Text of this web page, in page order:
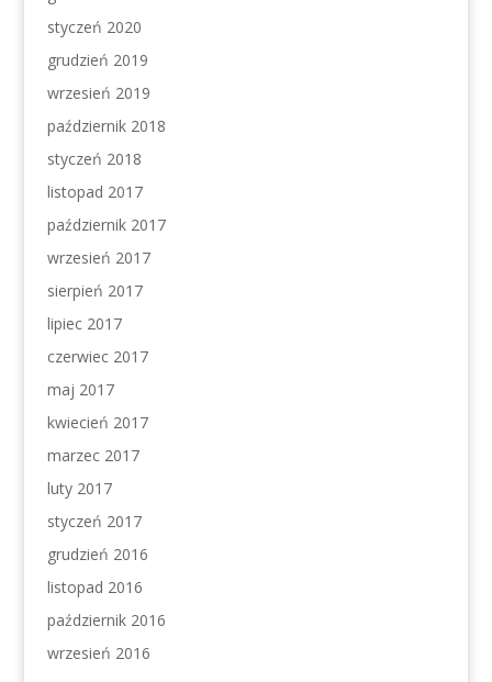
styczeń 2020
grudzień 2019
wrzesień 2019
październik 2018
styczeń 2018
listopad 2017
październik 2017
wrzesień 2017
sierpień 2017
lipiec 2017
czerwiec 2017
maj 2017
kwiecień 2017
marzec 2017
luty 2017
styczeń 2017
grudzień 2016
listopad 2016
październik 2016
wrzesień 2016